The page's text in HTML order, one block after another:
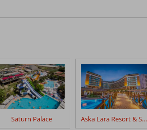
Saturn Palace Aska Lara Resort & Spa